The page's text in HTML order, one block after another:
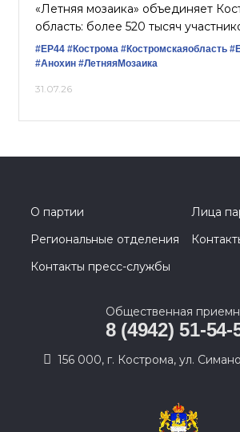
«Летняя мозаика» объединяет
область: более 520 тысяч
#ЕР44 #Кострома #Костромскаяобласть
#Анохин #ЛетняяМозаика
31.07.26
О партии
Лица
Региональные отделения
Контакты пресс-службы
Общественная
8 (4942) 51-54-
156 000, г. Кострома, ул.